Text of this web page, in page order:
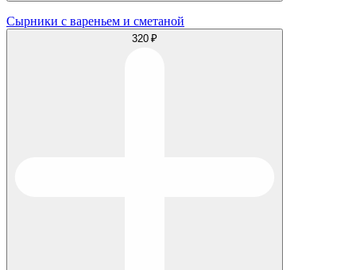
Сырники с вареньем и сметаной
320 ₽